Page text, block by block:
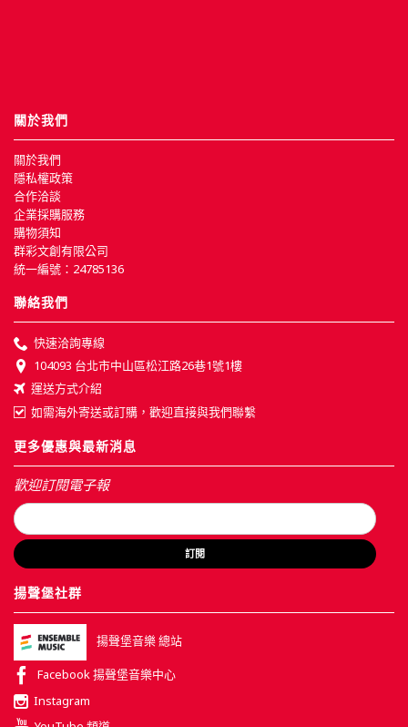
關於我們
關於我們
隱私權政策
合作洽談
企業採購服務
購物須知
群彩文創有限公司
統一編號：24785136
聯絡我們
快速洽詢專線
104093 台北市中山區松江路26巷1號1樓
運送方式介紹
如需海外寄送或訂購，歡迎直接與我們聯繫
更多優惠與最新消息
歡迎訂閱電子報
訂閱
揚聲堡社群
揚聲堡音樂 總站
Facebook 揚聲堡音樂中心
Instagram